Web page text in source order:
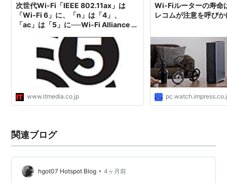
次世代Wi-Fi「IEEE 802.11ax」は
「Wi-Fi 6」に、「n」は「4」、
「ac」は「5」に──Wi-Fi Alliance -
www.itmedia.co.jp
Wi-Fiルーターの寿命
レコムが注意を呼び
関連ブログ
hgot07 Hotspot Blog • 4ヶ月前